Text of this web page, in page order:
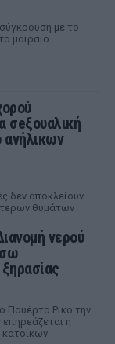
με το
μοιραίο
σeξουαλική
ανήλικων
δεν αποκλείουν
θυμάτων
νερού
Πουέρτο Ρίκο την
η
κατοίκων